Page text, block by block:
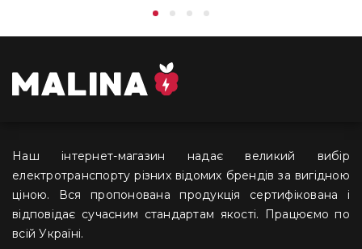
Наш інтернет-магазин надає великий вибір
електротранспорту різних відомих брендів за вигідною
ціною. Вся пропонована продукція сертифікована і
відповідає сучасним стандартам якості. Працюємо по
всій Україні.